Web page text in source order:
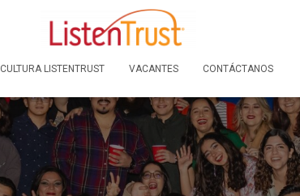
CULTURA LISTENTRUST VACANTES CONTÁCTANOS